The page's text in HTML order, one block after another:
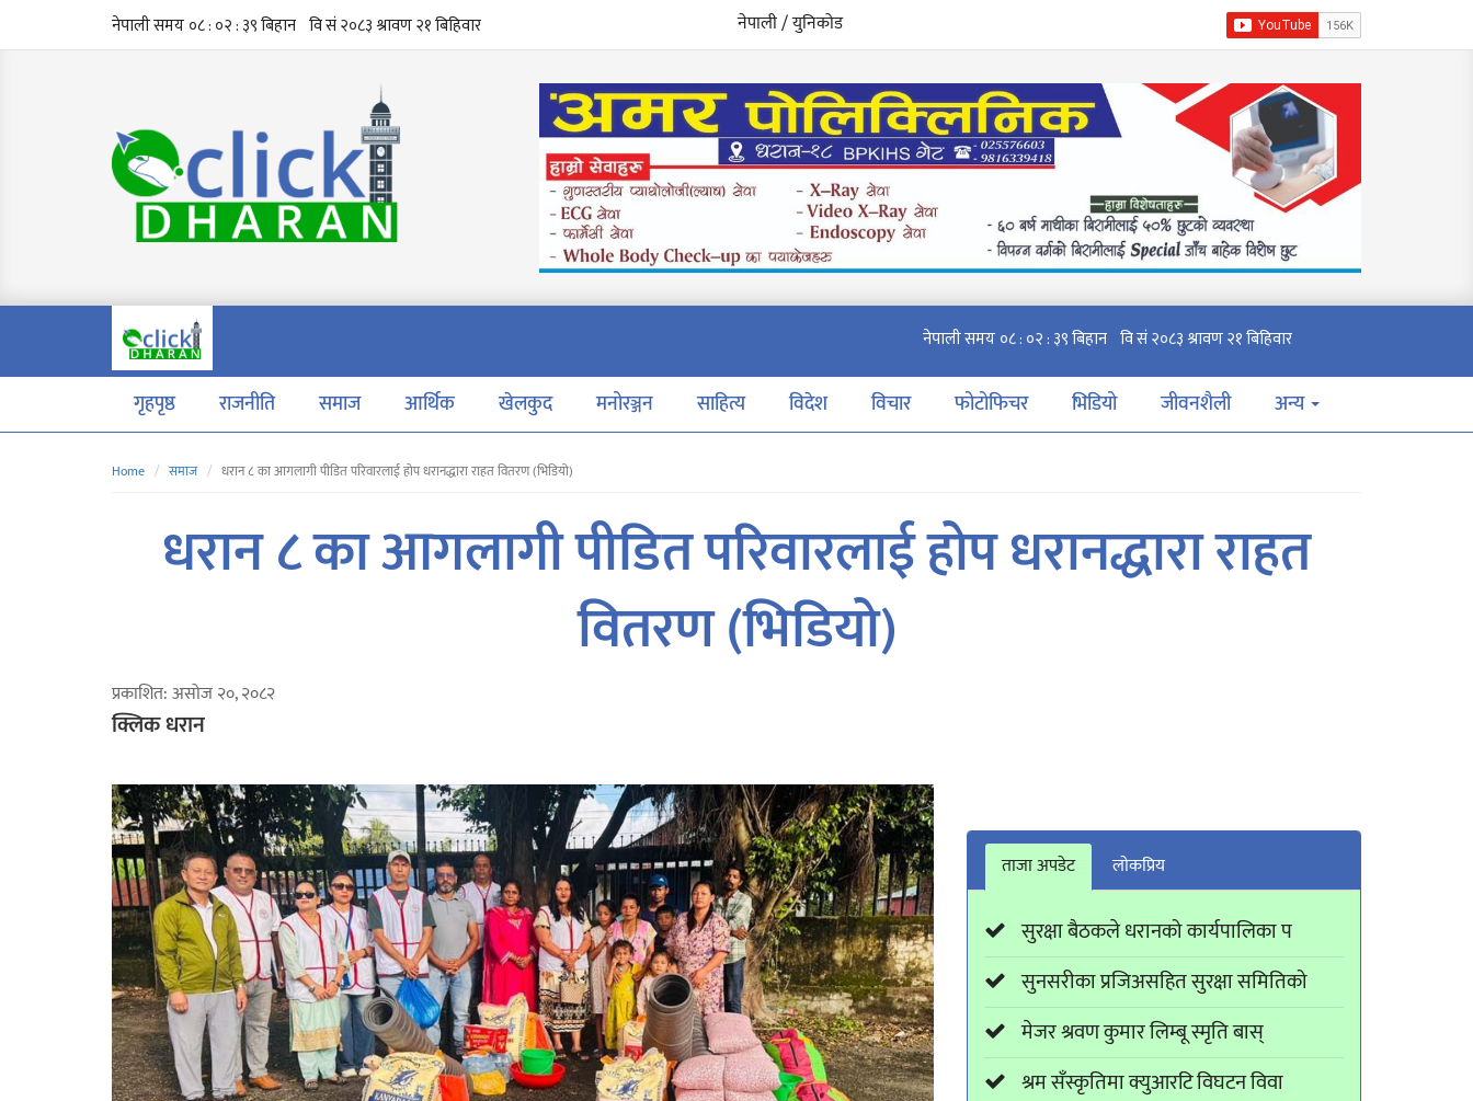
नेपाली / युनिकोड
गृहपृष्ठ राजनीति समाज आर्थिक खेलकुद मनोरञ्जन साहित्य विदेश विचार फोटोफिचर भिडियो जीवनशैली अन्य
Home समाज धरान ८ का आगलागी पीडित परिवारलाई होप धरानद्धारा राहत वितरण (भिडियो)
धरान ८ का आगलागी पीडित परिवारलाई होप धरानद्धारा राहत
वितरण (भिडियो)
प्रकाशित: असोज २०, २०८२
क्लिक धरान
ताजा अपडेट लाेकप्रिय
सुरक्षा बैठकले धरानको कार्यपालिका प
सुनसरीका प्रजिअसहित सुरक्षा समितिको
मेजर श्रवण कुमार लिम्बू स्मृति बास्
श्रम सँस्कृतिमा क्युआरटि विघटन विवा